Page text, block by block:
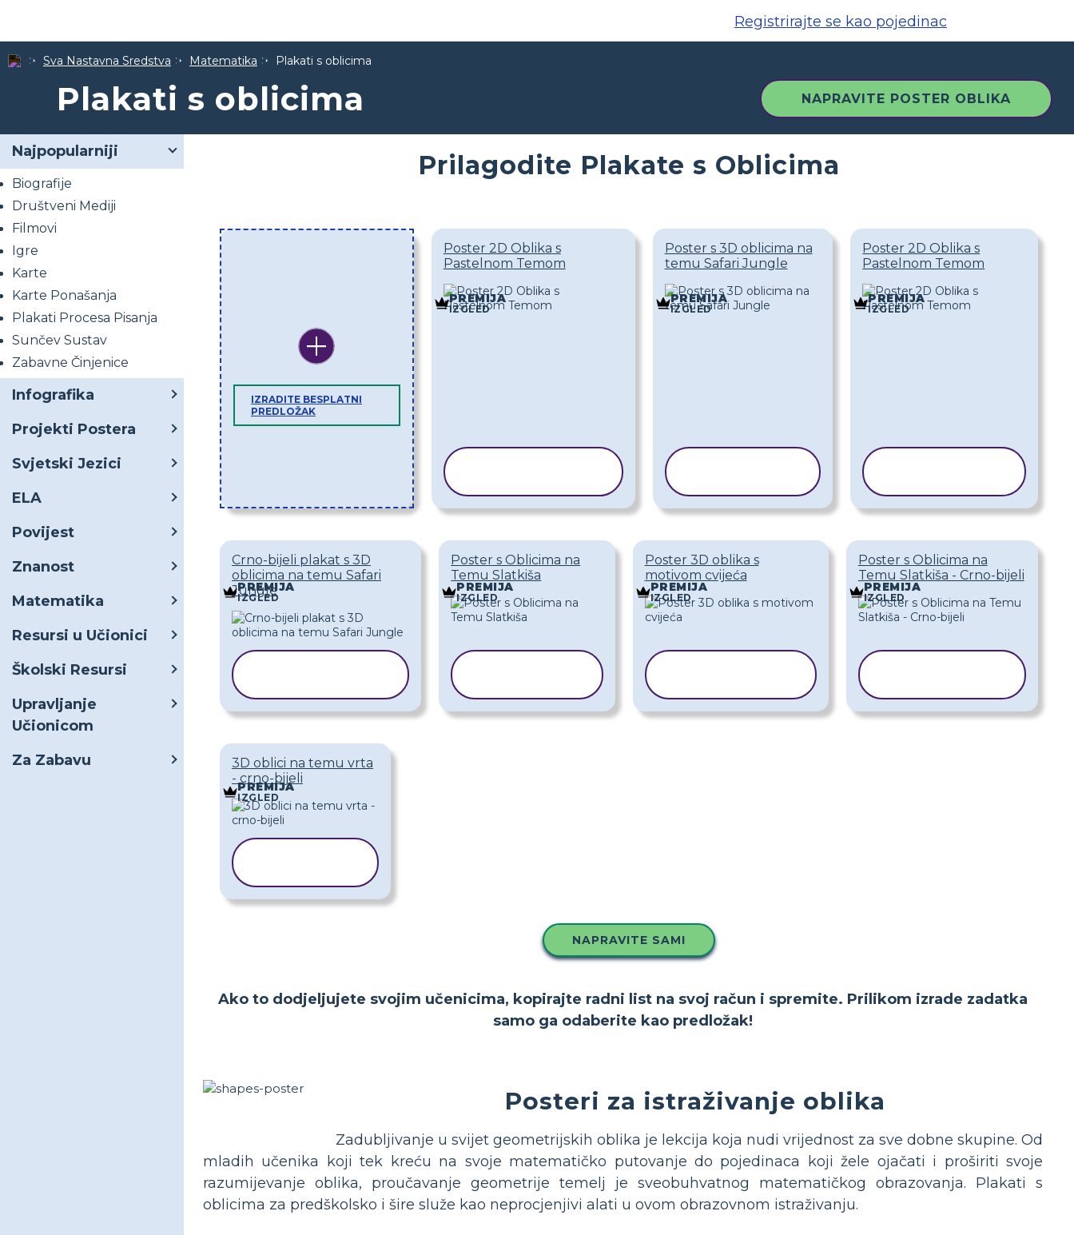
Registrirajte se kao pojedinac
Sva Nastavna Sredstva Matematika Plakati s oblicima
Plakati s oblicima NAPRAVITE POSTER OBLIKA
Najpopularniji
Biografije
Društveni Mediji
Filmovi
Igre
Karte
Karte Ponašanja
Plakati Procesa Pisanja
Sunčev Sustav
Zabavne Činjenice
Infografika
Projekti Postera
Svjetski Jezici
ELA
Povijest
Znanost
Matematika
Resursi u Učionici
Školski Resursi
Upravljanje
Učionicom
Za Zabavu
Prilagodite Plakate s Oblicima
IZRADITE BESPLATNI
PREDLOŽAK
Poster 2D Oblika s
Pastelnom Temom
PREMIJA
IZGLED
Poster s 3D oblicima na
temu Safari Jungle
PREMIJA
IZGLED
Poster 2D Oblika s
Pastelnom Temom
PREMIJA
IZGLED
Crno-bijeli plakat s 3D
oblicima na temu Safari
Jungle
PREMIJA
IZGLED
Poster s Oblicima na
Temu Slatkiša
PREMIJA
IZGLED
Poster 3D oblika s
motivom cvijeća
PREMIJA
IZGLED
Poster s Oblicima na
Temu Slatkiša - Crno-bijeli
PREMIJA
IZGLED
3D oblici na temu vrta
- crno-bijeli
PREMIJA
IZGLED
NAPRAVITE SAMI
Ako to dodjeljujete svojim učenicima, kopirajte radni list na svoj račun i spremite. Prilikom izrade zadatka
samo ga odaberite kao predložak!
Posteri za istraživanje oblika
Zadubljivanje u svijet geometrijskih oblika je lekcija koja nudi vrijednost za sve dobne skupine. Od
mladih učenika koji tek kreću na svoje matematičko putovanje do pojedinaca koji žele ojačati i proširiti svoje
razumijevanje oblika, proučavanje geometrije temelj je sveobuhvatnog matematičkog obrazovanja. Plakati s
oblicima za predškolsko i šire služe kao neprocjenjivi alati u ovom obrazovnom istraživanju.